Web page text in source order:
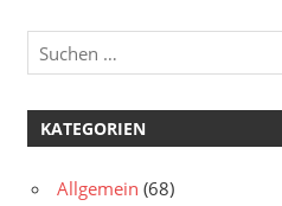
KATEGORIEN
Allgemein (68)